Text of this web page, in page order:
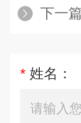
下一篇
* 姓名：